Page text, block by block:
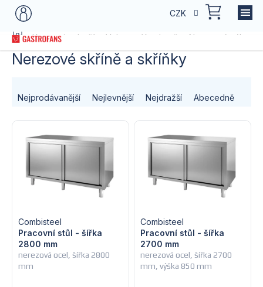
Přejít
CZK
Domů
Kategorie zboží Vybavení kuchyně Nerezový nábytek
Nerezové skříně a skříňky
p
Nejprodávanější Nejlevnější Nejdražší Abecedně
V
s
pnerezová ocel, šířka 2800
mm
Pracovní stůl - šířka
2800 mm
Combisteel
nerezová ocel, šířka 2700
mm, výška 850 mm
Pracovní stůl - šířka
2700 mm
Combisteel